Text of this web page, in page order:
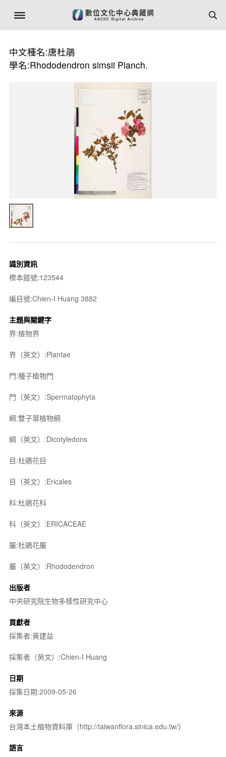
中文種名:唐杜鵑
學名:Rhododendron simsii Planch.
識別資訊
標本館號:123544
編目號:Chien-I Huang 3882
主題與關鍵字
界:植物界
界（英文）:Plantae
門:種子植物門
門（英文）:Spermatophyta
綱:雙子葉植物綱
綱（英文）:Dicotyledons
目:杜鵑花目
目（英文）:Ericales
科:杜鵑花科
科（英文）:ERICACEAE
屬:杜鵑花屬
屬（英文）:Rhododendron
出版者
中央研究院生物多樣性研究中心
貢獻者
採集者:黃建益
採集者（英文）:Chien-I Huang
日期
採集日期:2009-05-26
來源
台灣本土植物資料庫（http://taiwanflora.sinica.edu.tw/）
語言